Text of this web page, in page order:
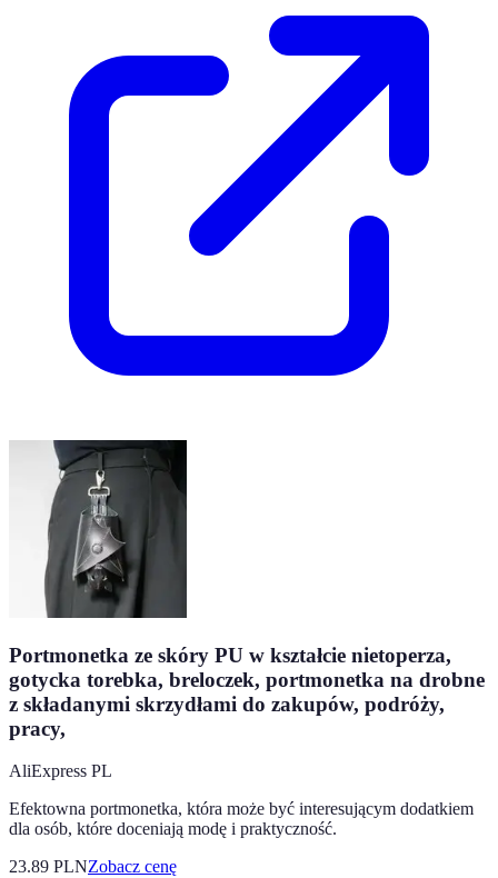
Portmonetka ze skóry PU w kształcie nietoperza,
gotycka torebka, breloczek, portmonetka na drobne
z składanymi skrzydłami do zakupów, podróży,
pracy,
AliExpress PL
Efektowna portmonetka, która może być interesującym dodatkiem
dla osób, które doceniają modę i praktyczność.
23.89 PLNZobacz cenę